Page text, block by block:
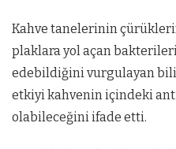
Kahve tanelerinin
plaklara yol açan
edebildiğini vurgulayan
etkiyi kahvenin içindeki
olabileceğini ifade etti.